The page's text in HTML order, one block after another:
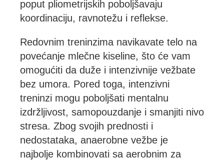
poput pliometrijskih poboljšavaju
koordinaciju, ravnotežu i reflekse.
Redovnim treninzima navikavate telo na
povećanje mlečne kiseline, što će vam
omogućiti da duže i intenzivnije vežbate
bez umora. Pored toga, intenzivni
treninzi mogu poboljšati mentalnu
izdržljivost, samopouzdanje i smanjiti nivo
stresa. Zbog svojih prednosti i
nedostataka, anaerobne vežbe je
najbolje kombinovati sa aerobnim za